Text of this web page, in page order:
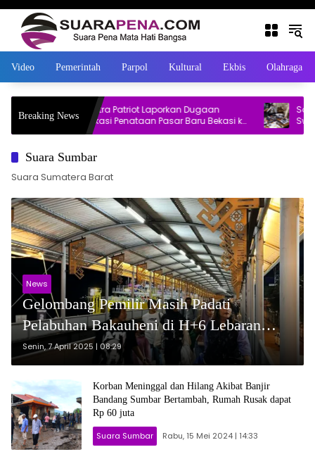
Video Pemerintah Parpol Kultural Ekbis Olahraga
Breaking News
Bos Mitra Patriot Laporkan Dugaan
Provokasi Penataan Pasar Baru Bekasi ke
Polisi
Soal
Swasta
Suara Sumbar
Suara Sumatera Barat
News
Gelombang Pemilir Masih Padati
Pelabuhan Bakauheni di H+6 Lebaran
2025
Senin, 7 April 2025 | 08:29
Korban Meninggal dan Hilang Akibat Banjir
Bandang Sumbar Bertambah, Rumah Rusak dapat
Rp 60 juta
Suara Sumbar Rabu, 15 Mei 2024 | 14:33